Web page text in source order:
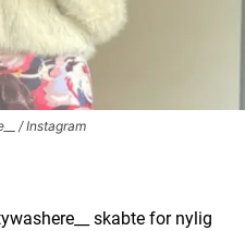
/ Instagram
skabte for nylig